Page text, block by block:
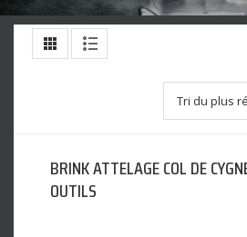
BRINK ATTELAGE COL DE
OUTILS